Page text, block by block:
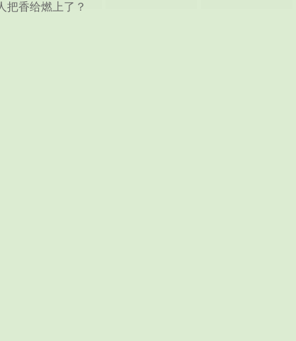
香给燃上了？